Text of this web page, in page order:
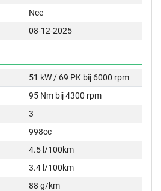
Nee
08-12-2025
51 kW / 69 PK bij 6000 rpm
95 Nm bij 4300 rpm
3
998cc
4.5 l/100km
3.4 l/100km
88 g/km